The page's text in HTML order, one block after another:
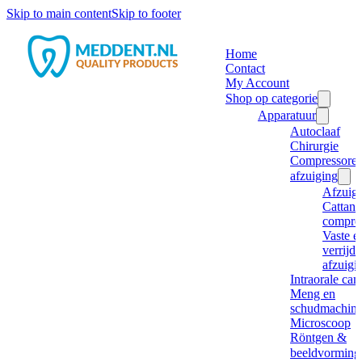
Skip to main contentSkip to footer
Home
Contact
My Account
Shop op categorie
Apparatuur
Autoclaaf
Chirurgie
afzuiging
Cattani
Vaste
Intraorale
Meng en
Microscoop
Röntgen &
beeldvorming